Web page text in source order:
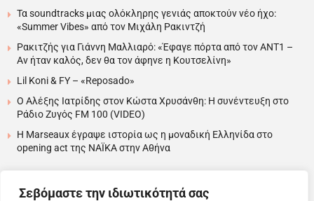
Σεβόμαστε την ιδιωτικότητά σας
Τα soundtracks μιας ολόκληρης γενιάς αποκτούν νέο ήχο:
«Summer Vibes» από τον Μιχάλη Ρακιντζή
Ρακιτζής για Γιάννη Μαλλιαρό: «Έφαγε πόρτα από τον ΑΝΤ1 –
Αν ήταν καλός, δεν θα τον άφηνε η Κουτσελίνη»
Lil Koni & FY – «Reposado»
Ο Αλέξης Ιατρίδης στον Κώστα Χρυσάνθη: Η συνέντευξη στο
Ράδιο Ζυγός FM 100 (VIDEO)
H Marseaux έγραψε ιστορία ως η μοναδική Ελληνίδα στο
opening act της NAÏKA στην Αθήνα